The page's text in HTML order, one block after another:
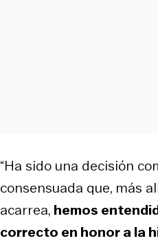
“Ha sido una decisión
consensuada que, más
acarrea, hemos
correcto en honor a la